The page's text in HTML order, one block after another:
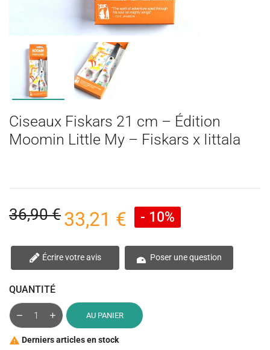
Ciseaux Fiskars 21 cm – Édition
Moomin Little My – Fiskars x Iittala
36,90 € 33,21 € - 10%
Écrire votre avis Poser une question
QUANTITÉ
AU PANIER
 Derniers articles en stock